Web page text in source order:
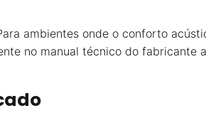
ambientes onde o conforto
no manual técnico do fabricante